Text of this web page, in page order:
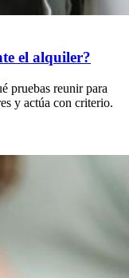
el alquiler?
pruebas reunir para
y actúa con criterio.